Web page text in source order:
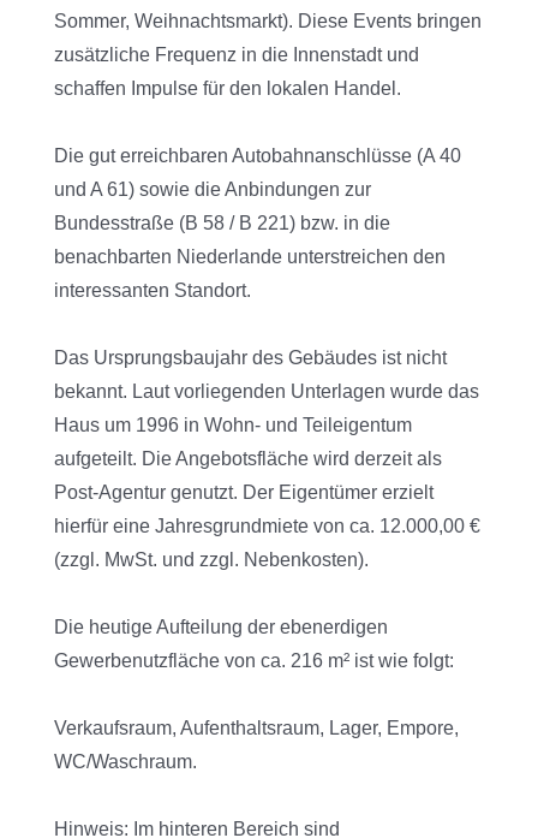
Sommer, Weihnachtsmarkt). Diese Events bringen
zusätzliche Frequenz in die Innenstadt und
schaffen Impulse für den lokalen Handel.
Die gut erreichbaren Autobahnanschlüsse (A 40
und A 61) sowie die Anbindungen zur
Bundesstraße (B 58 / B 221) bzw. in die
benachbarten Niederlande unterstreichen den
interessanten Standort.
Das Ursprungsbaujahr des Gebäudes ist nicht
bekannt. Laut vorliegenden Unterlagen wurde das
Haus um 1996 in Wohn- und Teileigentum
aufgeteilt. Die Angebotsfläche wird derzeit als
Post-Agentur genutzt. Der Eigentümer erzielt
hierfür eine Jahresgrundmiete von ca. 12.000,00 €
(zzgl. MwSt. und zzgl. Nebenkosten).
Die heutige Aufteilung der ebenerdigen
Gewerbenutzfläche von ca. 216 m² ist wie folgt:
Verkaufsraum, Aufenthaltsraum, Lager, Empore,
WC/Waschraum.
Hinweis: Im hinteren Bereich sind